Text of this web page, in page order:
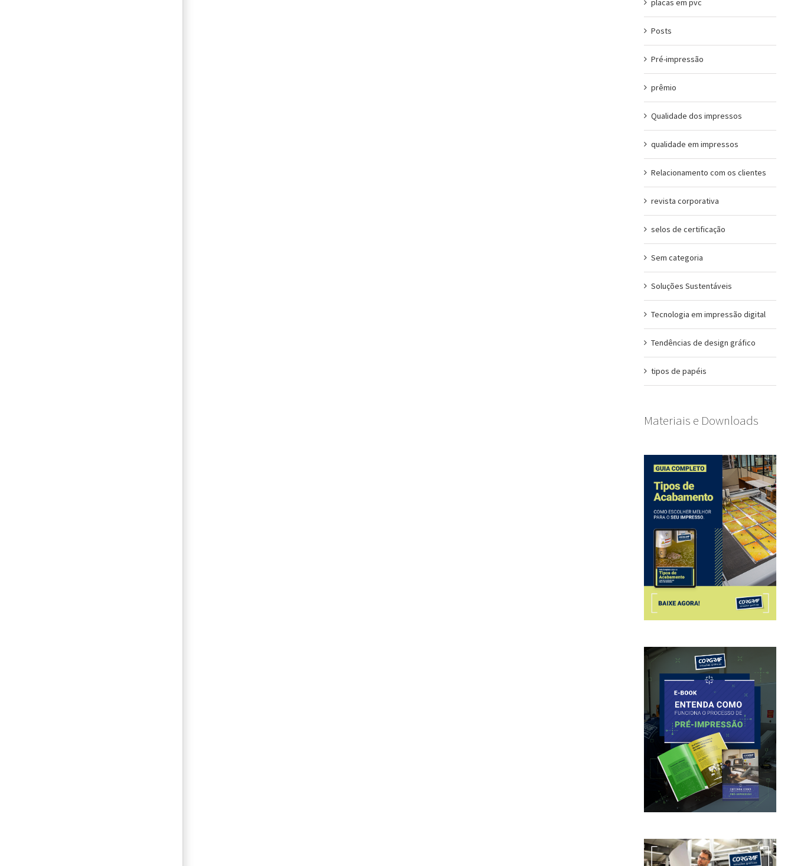
placas em pvc
Posts
Pré-impressão
prêmio
Qualidade dos impressos
qualidade em impressos
Relacionamento com os clientes
revista corporativa
selos de certificação
Sem categoria
Soluções Sustentáveis
Tecnologia em impressão digital
Tendências de design gráfico
tipos de papéis
Materiais e Downloads